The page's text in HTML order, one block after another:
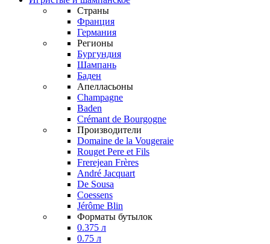
Страны
Франция
Германия
Регионы
Бургундия
Шампань
Баден
Апелласьоны
Champagne
Baden
Crémant de Bourgogne
Производители
Domaine de la Vougeraie
Rouget Pere et Fils
Frerejean Frères
André Jacquart
De Sousa
Coessens
Jérôme Blin
Форматы бутылок
0.375 л
0.75 л